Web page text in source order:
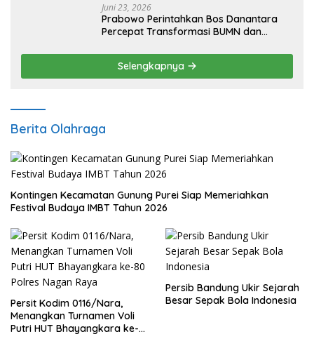
Juni 23, 2026
Prabowo Perintahkan Bos Danantara
Percepat Transformasi BUMN dan
Selengkapnya
Berita Olahraga
Kontingen Kecamatan Gunung Purei Siap Memeriahkan
Festival Budaya IMBT Tahun 2026
Persit Kodim 0116/Nara,
Menangkan Turnamen Voli
Putri HUT Bhayangkara ke-
Persib Bandung Ukir Sejarah
Besar Sepak Bola Indonesia